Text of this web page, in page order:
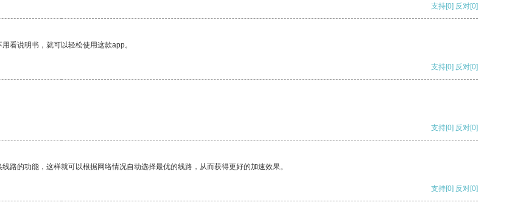
支持[0] 反对[0]
看说明书，就可以轻松使用这款app。
支持[0] 反对[0]
支持[0] 反对[0]
的功能，这样就可以根据网络情况自动选择最优的线路，从而获得更好的加速效果。
支持[0] 反对[0]